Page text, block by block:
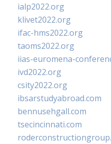
ialp2022.org
klivet2022.org
ifac-hms2022.org
taoms2022.org
iias-euromena-
ivd2022.org
csity2022.org
ibsarstudyabroad.com
bennusehgall.com
tsecincinnati.com